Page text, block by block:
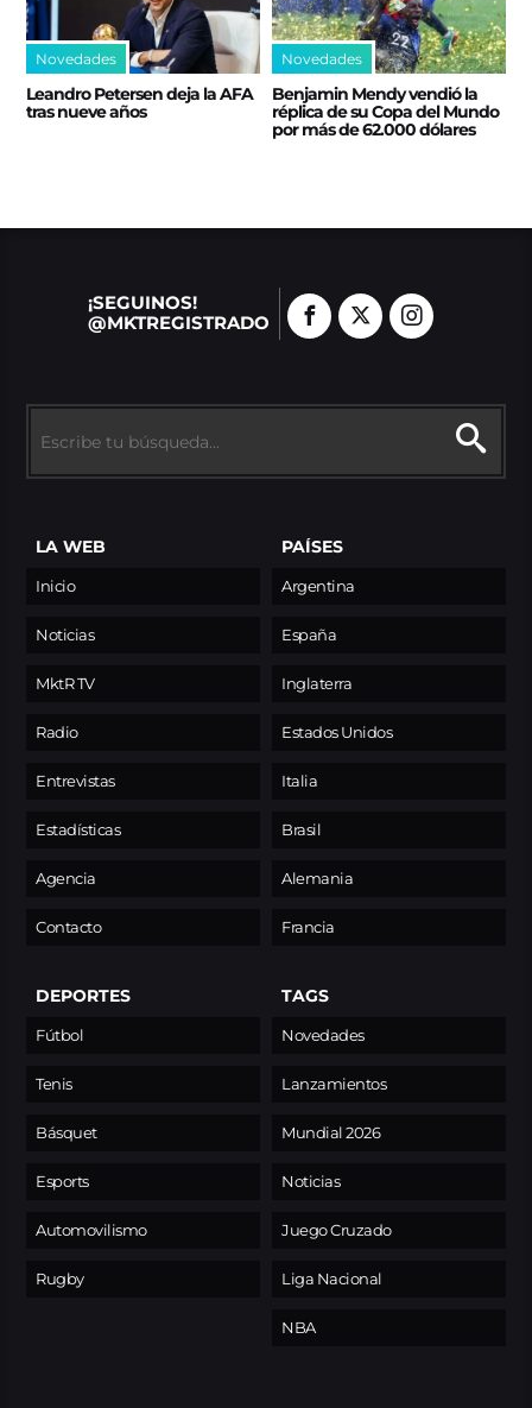
Novedades
Leandro Petersen deja la AFA
tras nueve años
Novedades
Benjamin Mendy vendió la
réplica de su Copa del Mundo
por más de 62.000 dólares
¡SEGUINOS!
@MKTREGISTRADO
LA WEB
Inicio
Noticias
MktR TV
Radio
Entrevistas
Estadísticas
Agencia
Contacto
PAÍSES
Argentina
España
Inglaterra
Estados Unidos
Italia
Brasil
Alemania
Francia
DEPORTES
Fútbol
Tenis
Básquet
Esports
Automovilismo
Rugby
TAGS
Novedades
Lanzamientos
Mundial 2026
Noticias
Juego Cruzado
Liga Nacional
NBA